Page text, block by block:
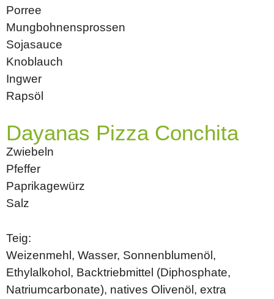
Porree
Mungbohnensprossen
Sojasauce
Knoblauch
Ingwer
Rapsöl
Dayanas Pizza Conchita
Zwiebeln
Pfeffer
Paprikagewürz
Salz
Teig:
Weizenmehl, Wasser, Sonnenblumenöl,
Ethylalkohol, Backtriebmittel (Diphosphate,
Natriumcarbonate), natives Olivenöl, extra